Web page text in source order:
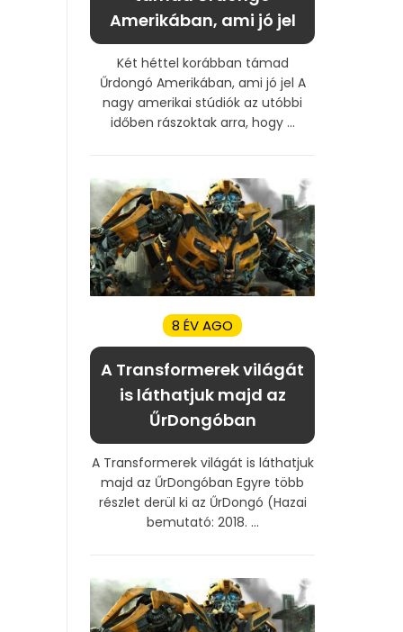
Amerikában, ami jó jel
Két héttel korábban támad
Űrdongó Amerikában, ami jó jel A
nagy amerikai stúdiók az utóbbi
időben rászoktak arra, hogy ...
8 ÉV AGO
A Transformerek világát
is láthatjuk majd az
ŰrDongóban
A Transformerek világát is láthatjuk
majd az ŰrDongóban Egyre több
részlet derül ki az ŰrDongó (Hazai
bemutató: 2018. ...